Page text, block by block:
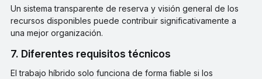
Un sistema transparente de reserva y visión general de los
recursos disponibles puede contribuir significativamente a
una mejor organización.
7. Diferentes requisitos técnicos
El trabajo híbrido solo funciona de forma fiable si los